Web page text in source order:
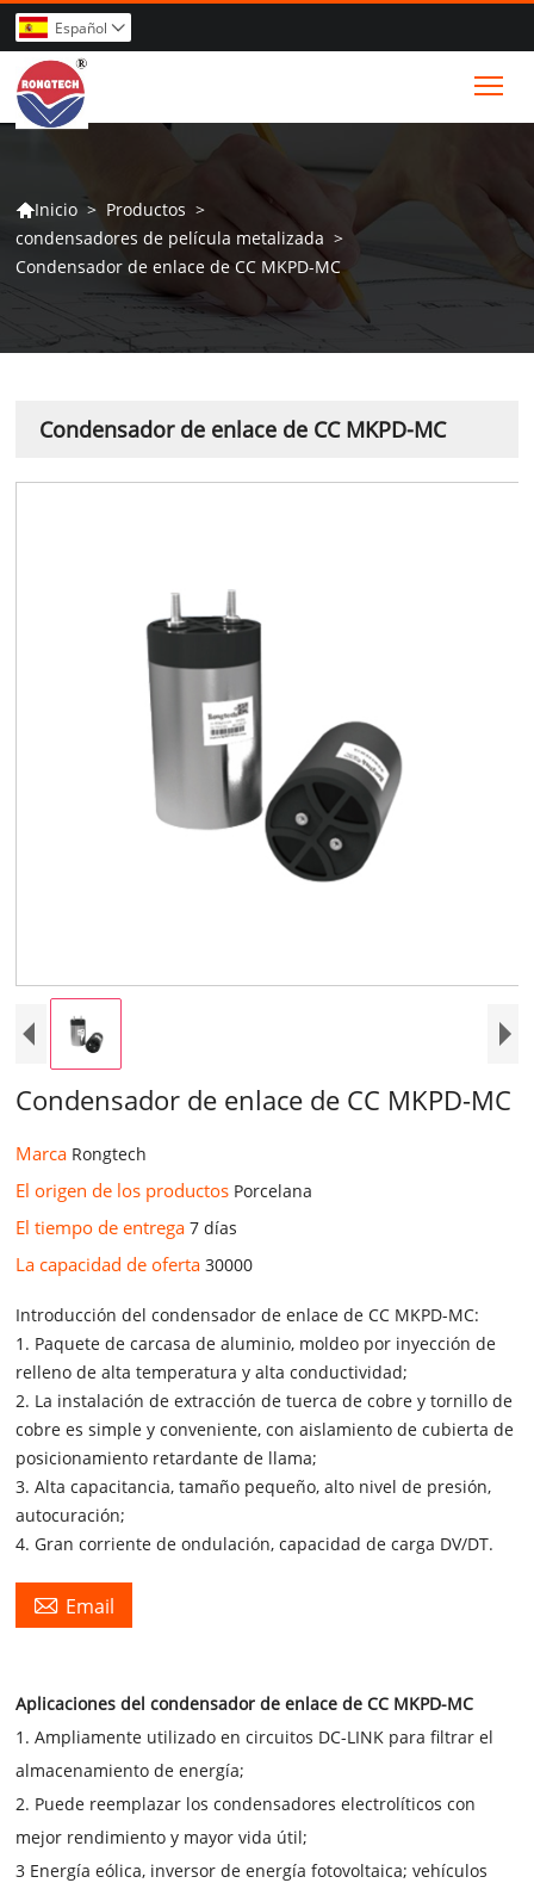
Español 
Inicio > Productos >
condensadores de película metalizada >
Condensador de enlace de CC MKPD-MC
Condensador de enlace de CC MKPD-MC
Condensador de enlace de CC MKPD-MC
Marca Rongtech
El origen de los productos Porcelana
El tiempo de entrega7 días
La capacidad de oferta30000
Introducción del condensador de enlace de CC MKPD-MC:
1. Paquete de carcasa de aluminio, moldeo por inyección de
relleno de alta temperatura y alta conductividad;
2. La instalación de extracción de tuerca de cobre y tornillo de
cobre es simple y conveniente, con aislamiento de cubierta de
posicionamiento retardante de llama;
3. Alta capacitancia, tamaño pequeño, alto nivel de presión,
autocuración;
4. Gran corriente de ondulación, capacidad de carga DV/DT.
 Email
Aplicaciones del condensador de enlace de CC MKPD-MC
1. Ampliamente utilizado en circuitos DC-LINK para filtrar el
almacenamiento de energía;
2. Puede reemplazar los condensadores electrolíticos con
mejor rendimiento y mayor vida útil;
3 Energía eólica, inversor de energía fotovoltaica; vehículos